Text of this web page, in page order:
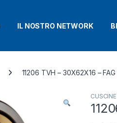
IL NOSTRO NETWORK
11206 TVH – 30X62X16 – FAG